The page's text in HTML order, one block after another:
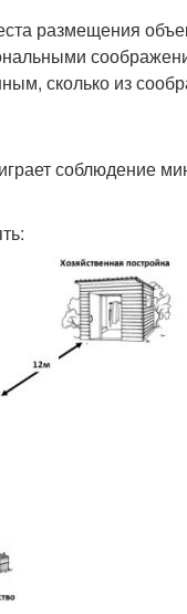
размещения
сколько из
соблюдение